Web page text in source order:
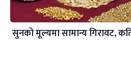
सुनको मूल्यमा सामान्य गिरावट,